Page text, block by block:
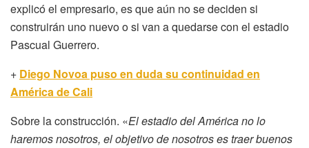
explicó el empresario, es que aún no se deciden si
construirán uno nuevo o si van a quedarse con el estadio
Pascual Guerrero.
+ Diego Novoa puso en duda su continuidad en
América de Cali
Sobre la construcción. «El estadio del América no lo
haremos nosotros, el objetivo de nosotros es traer buenos